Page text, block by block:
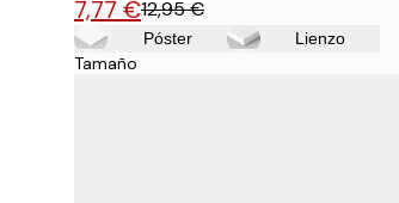
7,77 €12,95 €
Póster Lienzo
Tamaño